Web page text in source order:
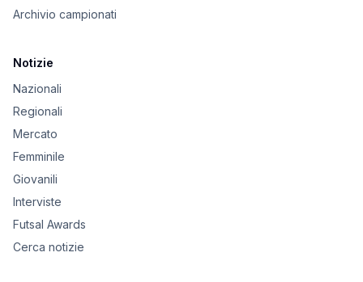
Archivio campionati
Notizie
Nazionali
Regionali
Mercato
Femminile
Giovanili
Interviste
Futsal Awards
Cerca notizie